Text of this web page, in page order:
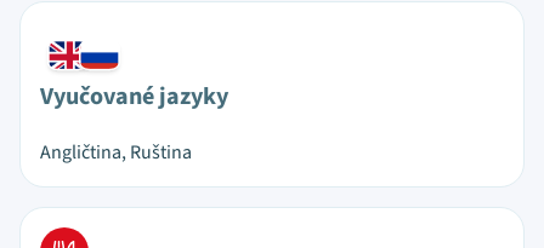
Vyučované jazyky
Angličtina, Ruština